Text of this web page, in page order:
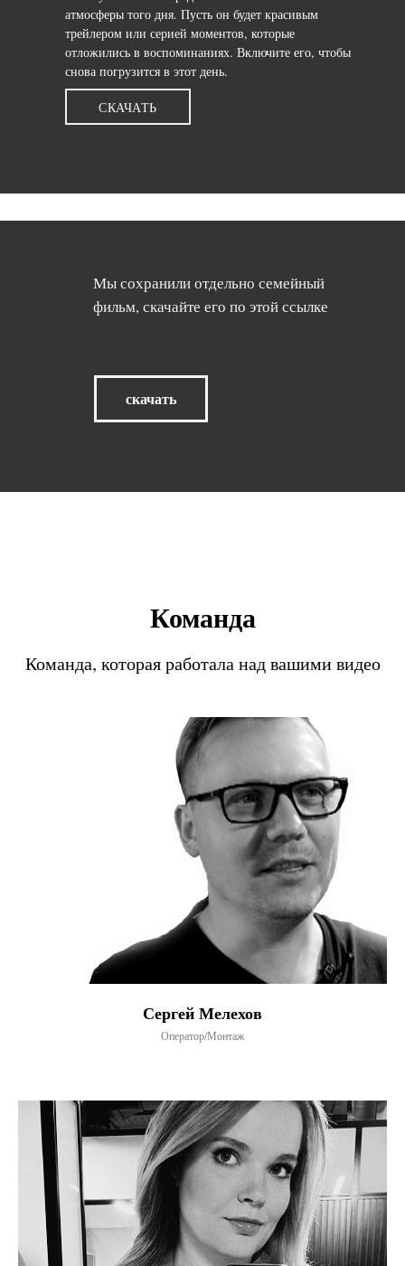
СКАЧАТЬ
атмосферы того дня. Пусть он будет красивым
трейлером или серией моментов, которые
отложились в воспоминаниях. Включите его, чтобы
снова погрузится в этот день.
Мы сохранили отдельно семейный
фильм, скачайте его по этой ссылке
скачать
Команда
Команда, которая работала над вашими видео
Сергей Мелехов
Оператор/Монтаж